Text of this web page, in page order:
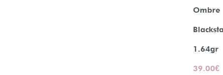
Ombre
1.64gr
39.00€